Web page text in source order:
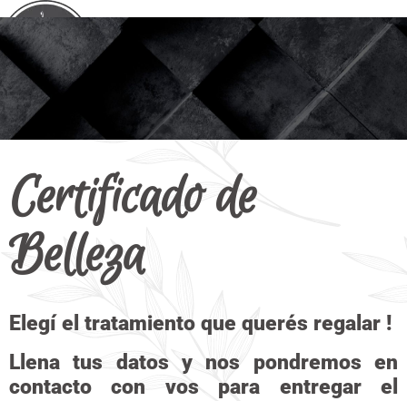
Certificado de
Belleza
Elegí el tratamiento que querés regalar !
Llena tus datos y nos pondremos en
contacto con vos para entregar el